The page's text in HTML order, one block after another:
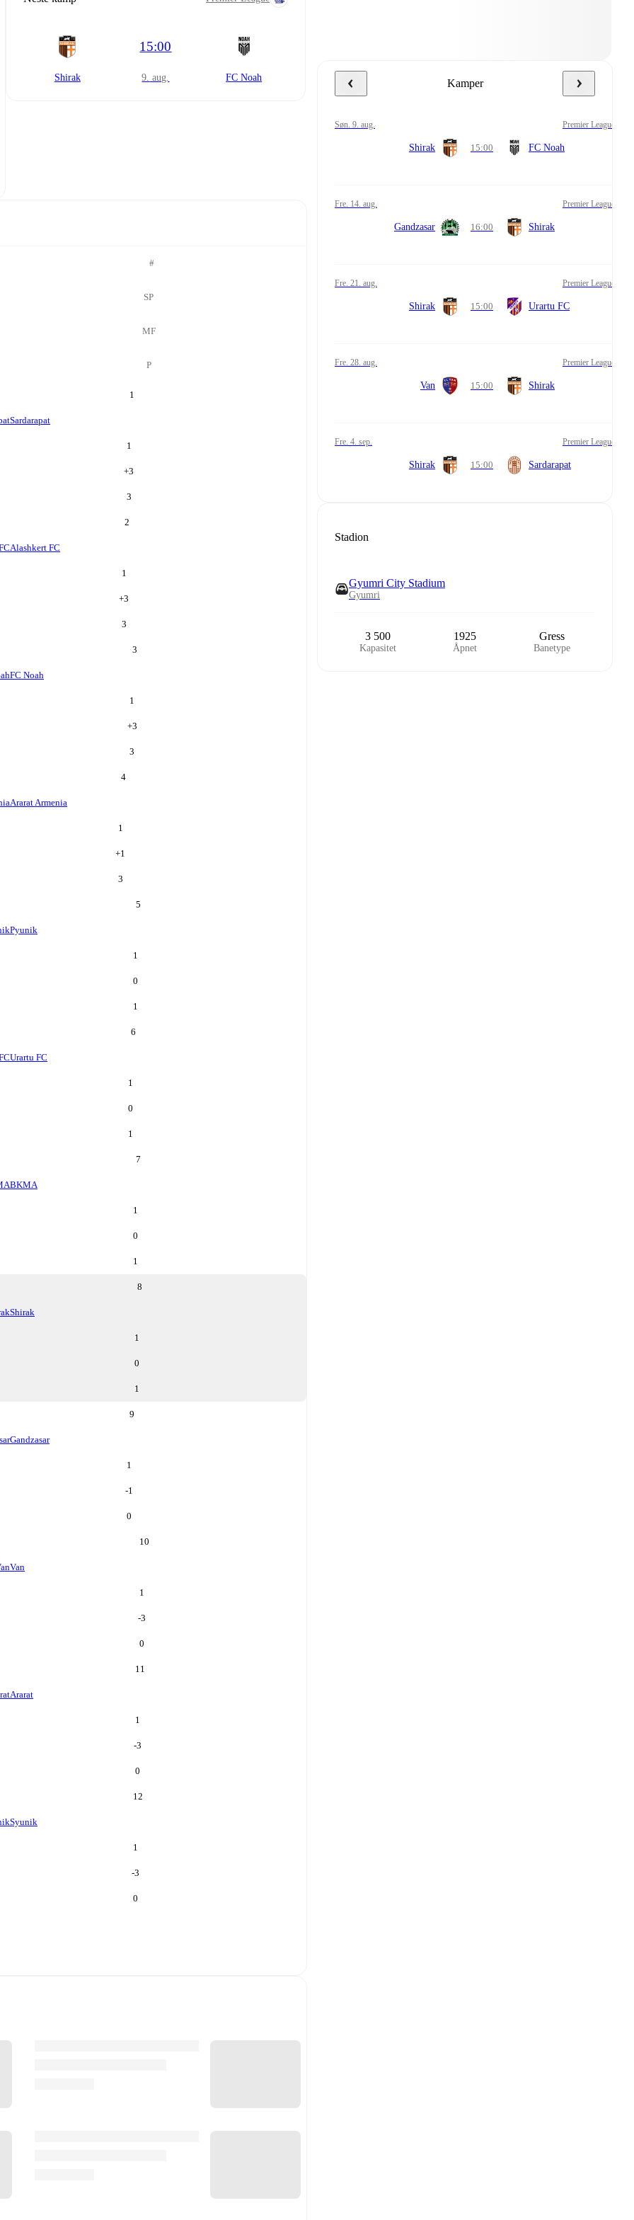
Shirak
15:00
9. aug. FC Noah
#
SP
MF
P
1
Sardarapat
1
+3
3
2
Alashkert FC
1
+3
3
3
FC Noah
1
+3
3
4
Ararat Armenia
1
+1
3
5
Pyunik
1
0
1
6
Urartu FC
1
0
1
7
BKMA
1
0
1
8
Shirak
1
0
1
9
Gandzasar
1
-1
0
10
Van
1
-3
0
11
Ararat
1
-3
0
12
Syunik
1
-3
0
Kamper
søn. 9. aug. Premier League
Shirak 15:00 FC Noah
fre. 14. aug. Premier League
Gandzasar 16:00 Shirak
fre. 21. aug. Premier League
Shirak 15:00 Urartu FC
fre. 28. aug. Premier League
Van 15:00 Shirak
fre. 4. sep. Premier League
Shirak 15:00 Sardarapat
Stadion
Gyumri City Stadium
Gyumri
3 500
Kapasitet
1925
Åpnet
Gress
Banetype